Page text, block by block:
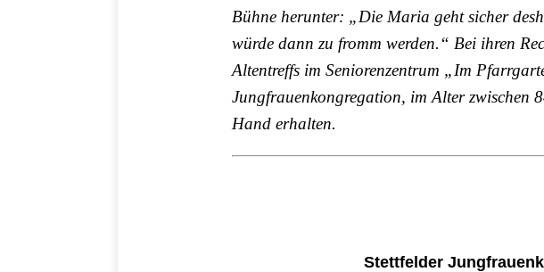
Bühne herunter: „Die Maria geht sicher
würde dann zu fromm werden.“ Bei ihren
Altentreffs im Seniorenzentrum „Im
Jungfrauenkongregation, im Alter zwischen
Hand erhalten.
Stettfelder